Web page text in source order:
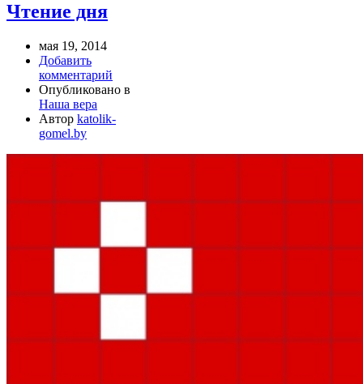
Чтение дня
мая 19, 2014
Добавить
комментарий
Опубликовано в
Наша вера
Автор katolik-
gomel.by